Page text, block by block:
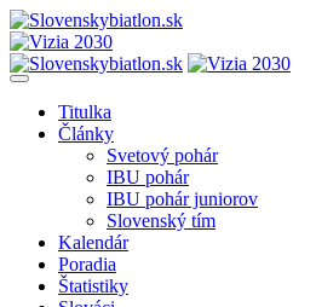
Titulka
Články
Svetový pohár
IBU pohár
IBU pohár juniorov
Slovenský tím
Kalendár
Poradia
Štatistiky